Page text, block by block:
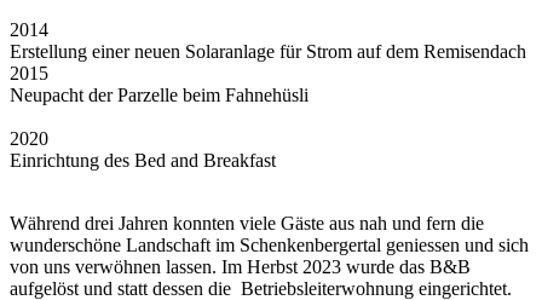
2014
Erstellung einer neuen Solaranlage für Strom auf dem Remisendach
2015
Neupacht der Parzelle beim Fahnehüsli
2020
Einrichtung des Bed and Breakfast
Während drei Jahren konnten viele Gäste aus nah und fern die
wunderschöne Landschaft im Schenkenbergertal geniessen und sich
von uns verwöhnen lassen. Im Herbst 2023 wurde das B&B
aufgelöst und statt dessen die Betriebsleiterwohnung eingerichtet.